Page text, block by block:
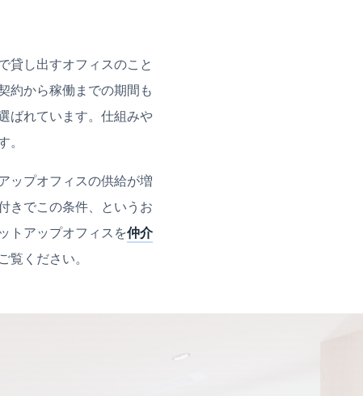
貸し出すオフィスのこと
約から稼働までの期間も
ばれています。仕組みや
ップオフィスの供給が増
きでこの条件、というお
トアップオフィスを仲介
ください。